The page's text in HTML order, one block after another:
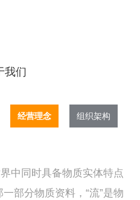
我们
经营理念 组织架构
中同时具备物质实体特点
部分物质资料，“流”是物